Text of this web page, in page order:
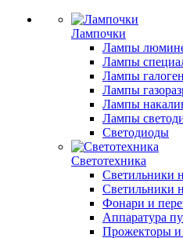
Лампочки
Лампы
Лампы
Лампы
Лампы
Лампы
Лампы
Светодиоды
Светотехника
Светильники
Светильники
Фонари и
Аппаратура
Прожекторы и